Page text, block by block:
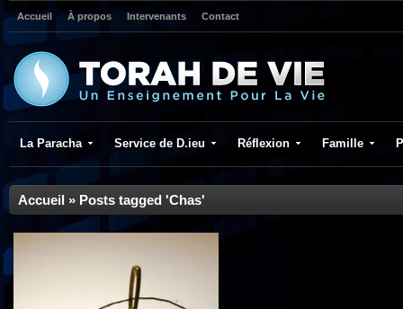
Accueil À propos Intervenants Contact
La Paracha Service de D.ieu Réflexion Famille
Accueil » Posts tagged 'Chas'